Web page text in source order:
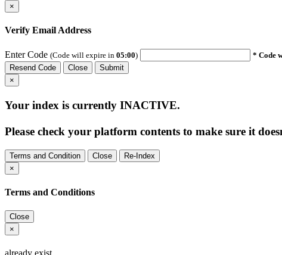
×
Verify Email Address
Enter Code (Code will expire in 05:00)
* Code
Resend Code
Close
Submit
×
Your index is currently INACTIVE.
Please check your platform contents to make sure it
Terms and Condition Close
Re-Index
×
Terms and Conditions
Close
×